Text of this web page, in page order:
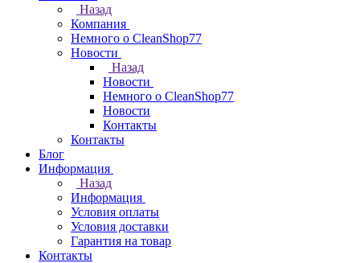
Назад
Компания
Немного о CleanShop77
Новости
Назад
Новости
Немного о CleanShop77
Новости
Контакты
Контакты
Блог
Информация
Назад
Информация
Условия оплаты
Условия доставки
Гарантия на товар
Контакты